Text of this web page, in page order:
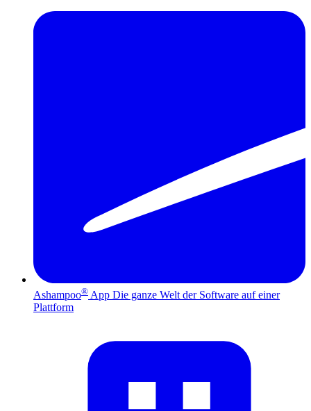
Ashampoo® App Die ganze Welt der Software auf einer
Plattform